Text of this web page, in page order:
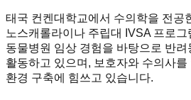
태국 컨켄대학교에서 수의학을 전공
노스캐롤라이나 주립대 IVSA 프로
동물병원 임상 경험을 바탕으로 반
활동하고 있으며, 보호자와 수의사
환경 구축에 힘쓰고 있습니다.